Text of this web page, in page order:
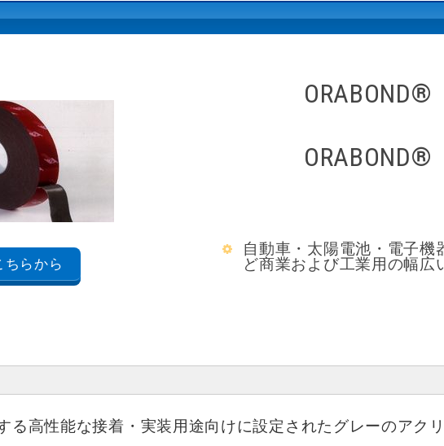
ちらから
自動車・太陽電池・電子機
ど商業および工業用の幅広
る高性能な接着・実装用途向けに設定されたグレーのアク